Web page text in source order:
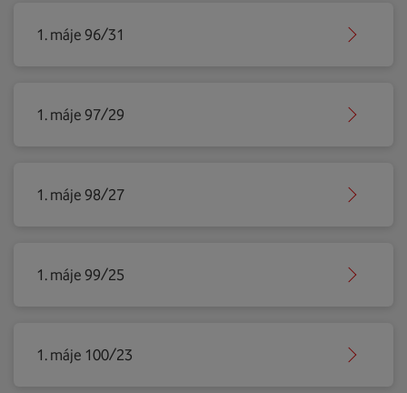
1. máje 96/31
1. máje 97/29
1. máje 98/27
1. máje 99/25
1. máje 100/23